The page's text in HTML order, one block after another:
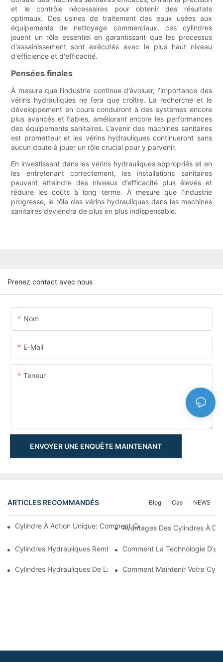
et le contrôle nécessaires pour obtenir des résultats
optimaux. Des usines de traitement des eaux usées aux
équipements de nettoyage commerciaux, ces cylindres
jouent un rôle essentiel en garantissant que les processus
d'assainissement sont exécutés avec le plus haut niveau
d'efficience et d'efficacité.
Pensées finales
À mesure que l’industrie continue d’évoluer, l’importance des
vérins hydrauliques ne fera que croître. La recherche et le
développement en cours conduiront à des systèmes encore
plus avancés et fiables, améliorant encore les performances
des équipements sanitaires. L’avenir des machines sanitaires
est prometteur et les vérins hydrauliques continueront sans
aucun doute à jouer un rôle crucial pour y parvenir.
En investissant dans les vérins hydrauliques appropriés et en
les entretenant correctement, les installations sanitaires
peuvent atteindre des niveaux d’efficacité plus élevés et
réduire les coûts à long terme. À mesure que l’industrie
progresse, le rôle des vérins hydrauliques dans les machines
sanitaires deviendra de plus en plus indispensable.
Prenez contact avec nous
Nom
E-Mail
Teneur
ENVOYER UNE ENQUÊTE MAINTENANT
ARTICLES RECOMMANDÉS NEWS
Cas
Blog
Cylindre À Action Unique: Comment Cela Fonctionne &
Avantages Des Cylindres À
Cylindres Hydrauliques Rembourrés: Réduction De L'impact &
Comment La Technologie
Cylindres Hydrauliques De La Charrue De Neige:
Comment Maintenir Votre